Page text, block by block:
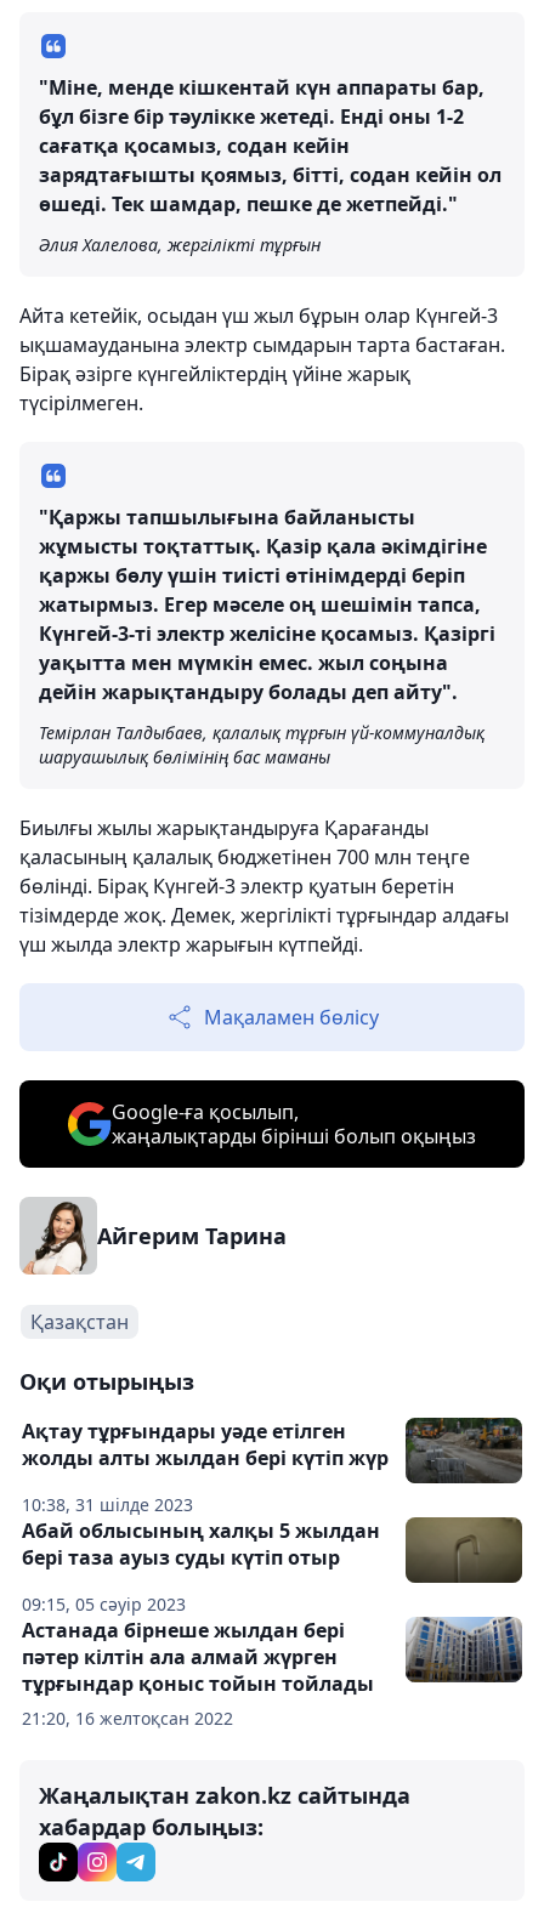
"Міне, менде кішкентай күн аппараты бар,
бұл бізге бір тәулікке жетеді. Енді оны 1-2
сағатқа қосамыз, содан кейін
зарядтағышты қоямыз, бітті, содан кейін ол
өшеді. Тек шамдар, пешке де жетпейді."
Әлия Халелова, жергілікті тұрғын
Айта кетейік, осыдан үш жыл бұрын олар Күнгей-3
ықшамауданына электр сымдарын тарта бастаған.
Бірақ әзірге күнгейліктердің үйіне жарық
түсірілмеген.
"Қаржы тапшылығына байланысты
жұмысты тоқтаттық. Қазір қала әкімдігіне
қаржы бөлу үшін тиісті өтінімдерді беріп
жатырмыз. Егер мәселе оң шешімін тапса,
Күнгей-3-ті электр желісіне қосамыз. Қазіргі
уақытта мен мүмкін емес. жыл соңына
дейін жарықтандыру болады деп айту".
Темірлан Талдыбаев, қалалық тұрғын үй-коммуналдық
шаруашылық бөлімінің бас маманы
Биылғы жылы жарықтандыруға Қарағанды ​​
қаласының қалалық бюджетінен 700 млн теңге
бөлінді. Бірақ Күнгей-3 электр қуатын беретін
тізімдерде жоқ. Демек, жергілікті тұрғындар алдағы
үш жылда электр жарығын күтпейді.
Мақаламен бөлісу
Google-ға қосылып,
жаңалықтарды бірінші болып оқыңыз
Айгерим Тарина
Қазақстан
Оқи отырыңыз
10:38, 31 шілде 2023
Ақтау тұрғындары уәде етілген
жолды алты жылдан бері күтіп жүр
09:15, 05 сәуір 2023
Абай облысының халқы 5 жылдан
бері таза ауыз суды күтіп отыр
21:20, 16 желтоқсан 2022
Астанада бірнеше жылдан бері
пәтер кілтін ала алмай жүрген
тұрғындар қоныс тойын тойлады
Жаңалықтан zakon.kz сайтында
хабардар болыңыз: